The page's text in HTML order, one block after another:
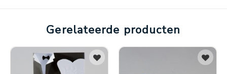
Gerelateerde producten